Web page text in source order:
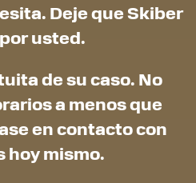
Deje que Skiber
usted.
de su caso. No
a menos que
en contacto con
hoy mismo.